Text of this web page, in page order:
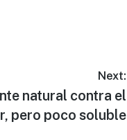
Next:
natural contra el
pero poco soluble